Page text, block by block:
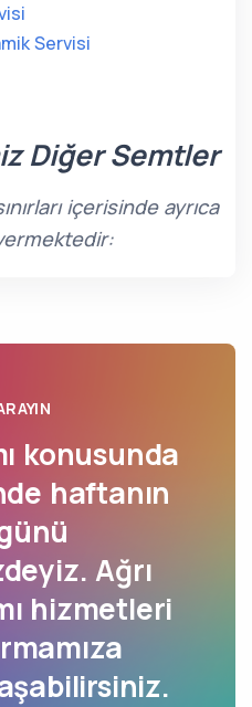
Servisi
Diğer Semtler
içerisinde ayrıca
konusunda
haftanın
Ağrı
hizmetleri